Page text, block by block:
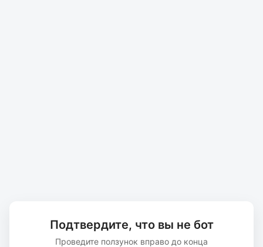
Подтвердите, что вы не бот
Проведите ползунок вправо до конца